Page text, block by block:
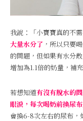
我說：「小寶寶真的不
大量水分了 ，所以只要
的問題，但如果有水分
增加為1.1倍的奶量，補
若想知道有沒有脫水的
眼淚，每次喝奶前換尿
會換6-8次左右的尿布，